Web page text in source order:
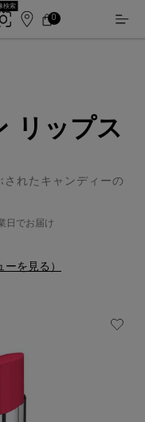
検索
店
舗
カ
ー
0
0 カート内の製品
リップス
れたキャンディーの
日でお届け
ーを見る）